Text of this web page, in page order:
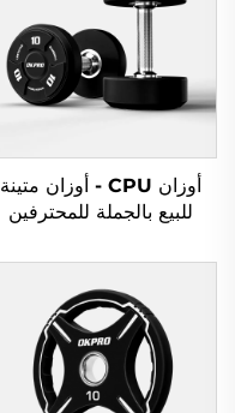
أوزان CPU - أوزان متينة
للبيع بالجملة للمحترفين